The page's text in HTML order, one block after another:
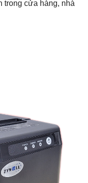
trong cửa hàng, nhà